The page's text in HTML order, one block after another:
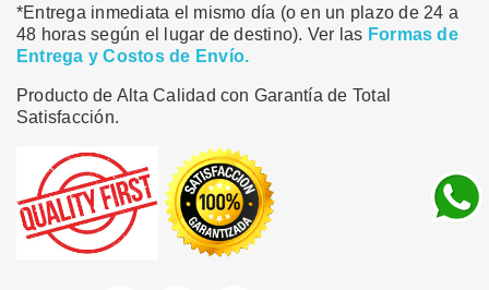
*Entrega inmediata el mismo día (o en un plazo de 24 a
48 horas según el lugar de destino). Ver las Formas de
Entrega y Costos de Envío.
Producto de Alta Calidad con Garantía de Total
Satisfacción.